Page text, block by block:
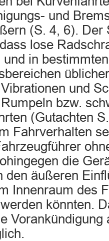
und
(S. 4, 6). Der
lose
und in bestimmten
und
bzw.
(Gutachten
Fahrverhalten
die
den äußeren
Innenraum des
könnten.